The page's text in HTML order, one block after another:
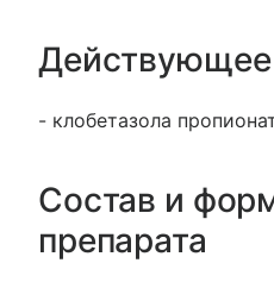
- клобетазола
Состав и
препарата